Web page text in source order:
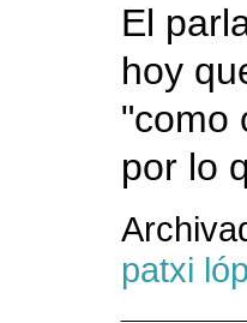
El
hoy
"como
por lo
patxi